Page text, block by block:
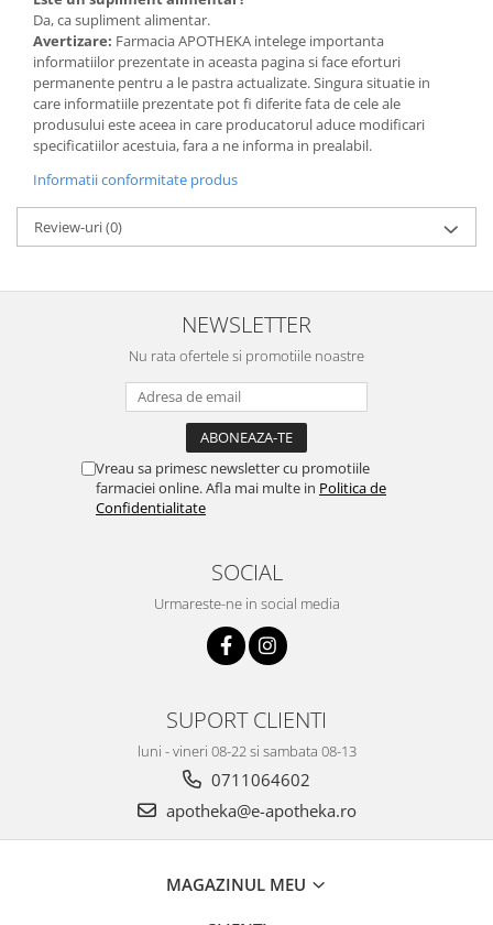
Da, ca supliment alimentar.
Avertizare: Farmacia APOTHEKA intelege importanta
informatiilor prezentate in aceasta pagina si face eforturi
permanente pentru a le pastra actualizate. Singura situatie in
care informatiile prezentate pot fi diferite fata de cele ale
produsului este aceea in care producatorul aduce modificari
specificatiilor acestuia, fara a ne informa in prealabil.
Informatii conformitate produs
Review-uri(0)
NEWSLETTER
Nu rata ofertele si promotiile noastre
Vreau sa primesc newsletter cu promotiile
farmaciei online. Afla mai multe in Politica de
Confidentialitate
SOCIAL
Urmareste-ne in social media
SUPORT CLIENTI
luni - vineri 08-22 si sambata 08-13
0711064602
apotheka@e-apotheka.ro
MAGAZINUL MEU